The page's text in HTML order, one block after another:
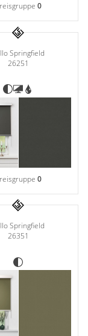
0
Springfield
26251
0
Springfield
26351